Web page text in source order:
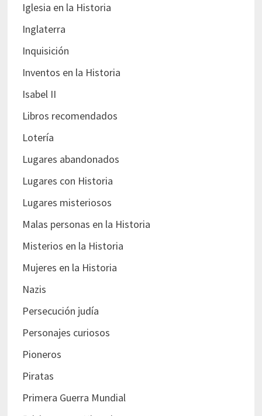
Iglesia en la Historia
Inglaterra
Inquisición
Inventos en la Historia
Isabel II
Libros recomendados
Lotería
Lugares abandonados
Lugares con Historia
Lugares misteriosos
Malas personas en la Historia
Misterios en la Historia
Mujeres en la Historia
Nazis
Persecución judía
Personajes curiosos
Pioneros
Piratas
Primera Guerra Mundial